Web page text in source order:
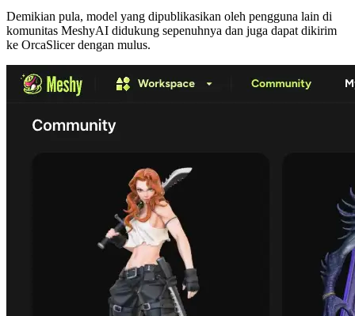
Demikian pula, model yang dipublikasikan oleh pengguna lain di
komunitas MeshyAI didukung sepenuhnya dan juga dapat dikirim
ke OrcaSlicer dengan mulus.